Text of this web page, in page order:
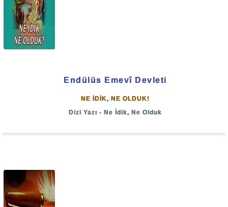
Endülüs Emevî Devleti
NE İDİK, NE OLDUK!
Dizi Yazı - Ne İdik, Ne Olduk